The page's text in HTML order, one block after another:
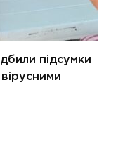
підсумки